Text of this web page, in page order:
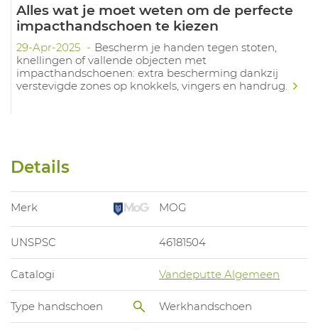
Alles wat je moet weten om de perfecte
impacthandschoen te kiezen
29-Apr-2025
Bescherm je handen tegen stoten,
knellingen of vallende objecten met
impacthandschoenen: extra bescherming dankzij
verstevigde zones op knokkels, vingers en handrug.
Details
Merk MOG
UNSPSC 46181504
Catalogi Vandeputte Algemeen
Type handschoen Werkhandschoen